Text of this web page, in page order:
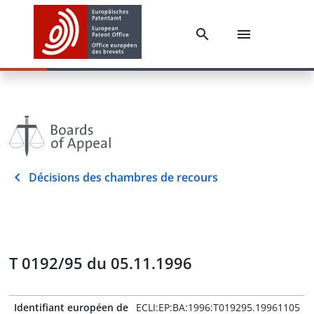
Décisions des chambres de recours
T 0192/95 du 05.11.1996
Identifiant européen de ECLI:EP:BA:1996:T019295.19961105